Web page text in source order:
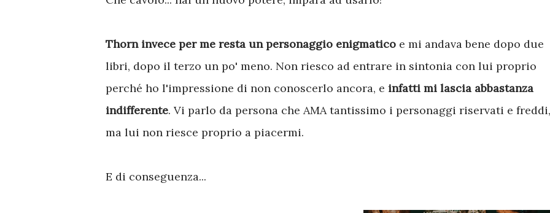
Thorn invece per me resta un personaggio enigmatico e mi andava bene dopo due
libri, dopo il terzo un po' meno. Non riesco ad entrare in sintonia con lui proprio
perché ho l'impressione di non conoscerlo ancora, e infatti mi lascia abbastanza
indifferente. Vi parlo da persona che AMA tantissimo i personaggi riservati e freddi,
ma lui non riesce proprio a piacermi.
E di conseguenza...